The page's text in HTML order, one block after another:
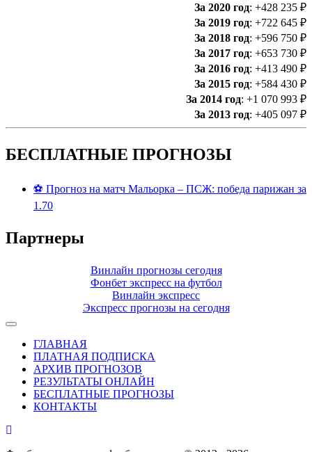
За 2020 год: +428 235 ₽
За 2019 год: +722 645 ₽
За 2018 год: +596 750 ₽
За 2017 год: +653 730 ₽
За 2016 год: +413 490 ₽
За 2015 год: +584 430 ₽
За 2014 год: +1 070 993 ₽
За 2013 год: +405 097 ₽
БЕСПЛАТНЫЕ ПРОГНОЗЫ
⚽ Прогноз на матч Мальорка – ПСЖ: победа парижан за
1.70
Партнеры
Винлайн прогнозы сегодня
Фонбет экспресс на футбол
Винлайн экспресс
Экспресс прогнозы на сегодня
ГЛАВНАЯ
ПЛАТНАЯ ПОДПИСКА
АРХИВ ПРОГНОЗОВ
РЕЗУЛЬТАТЫ ОНЛАЙН
БЕСПЛАТНЫЕ ПРОГНОЗЫ
КОНТАКТЫ